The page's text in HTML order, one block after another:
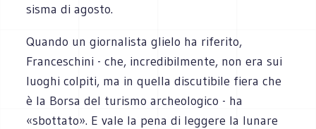
sisma di agosto.
Quando un giornalista glielo ha riferito,
Franceschini - che, incredibilmente, non era sui
luoghi colpiti, ma in quella discutibile fiera che
è la Borsa del turismo archeologico - ha
«sbottato». E vale la pena di leggere la lunare